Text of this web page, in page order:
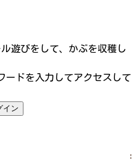
遊びをして、かぶを収穫し
ードを入力してアクセスして